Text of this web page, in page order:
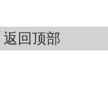
返回顶部